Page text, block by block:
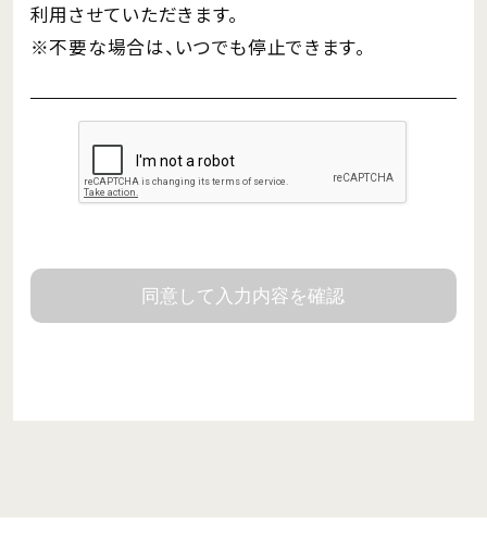
利用させていただきます。
※不要な場合は、いつでも停止できます。